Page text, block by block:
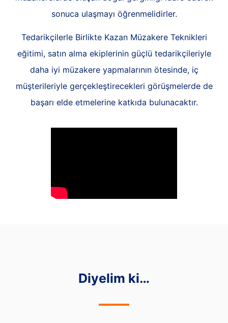
sonuca ulaşmayı öğrenmelidirler.
Tedarikçilerle Birlikte Kazan Müzakere Teknikleri
eğitimi, satın alma ekiplerinin güçlü tedarikçileriyle
daha iyi müzakere yapmalarının ötesinde, iç
müşterileriyle gerçekleştirecekleri görüşmelerde de
başarı elde etmelerine katkıda bulunacaktır.
Diyelim ki…